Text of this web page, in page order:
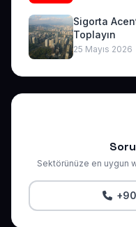
Sigorta
Toplayın
25 Mayıs 2026
Sektörünüze en uygun